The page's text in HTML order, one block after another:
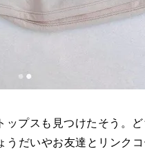
プスも見つけたそう。ど
だいやお友達とリンク